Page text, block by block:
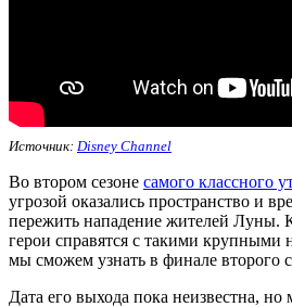
Источник: Disney Channel
Во втором сезоне самого классного
угрозой оказались пространство и
пережить нападение жителей
герои справятся с такими крупными
мы сможем узнать в финале второго
Дата его выхода пока неизвестна, но